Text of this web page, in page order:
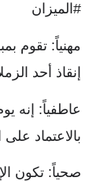
#الميزان
مهنياً: تقوم
إنقاذ أحد
عاطفياً: إنه
بالاعتماد
صحياً: تكون